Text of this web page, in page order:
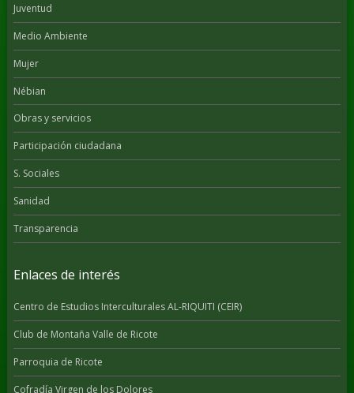
Juventud
Medio Ambiente
Mujer
Nébian
Obras y servicios
Participación ciudadana
S. Sociales
Sanidad
Transparencia
Enlaces de interés
Centro de Estudios Interculturales AL-RIQUITI (CEIR)
Club de Montaña Valle de Ricote
Parroquia de Ricote
Cofradía Virgen de los Dolores